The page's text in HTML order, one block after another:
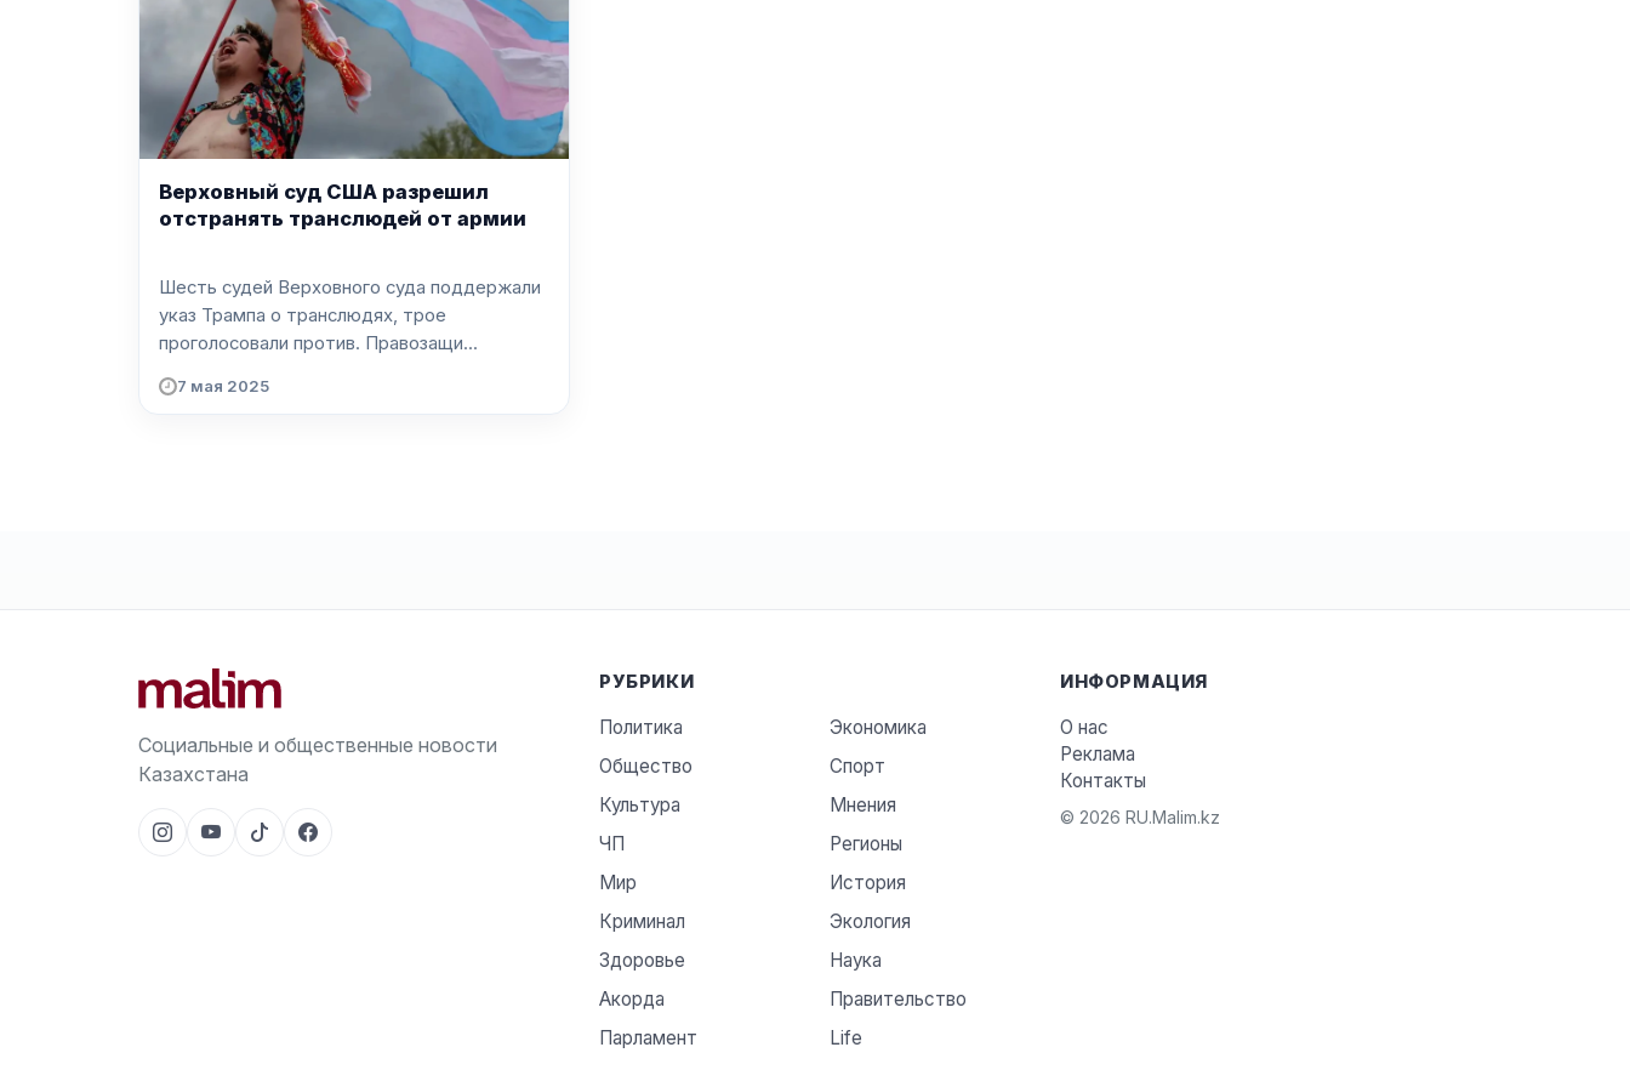
Верховный суд США разрешил
отстранять транслюдей от армии
Шесть судей Верховного суда поддержали
указ Трампа о транслюдях, трое
проголосовали против. Правозащи...
7 мая 2025
Социальные и общественные новости
Казахстана
РУБРИКИ
Политика
Экономика
Общество
Спорт
Культура
Мнения
ЧП
Регионы
Мир
История
Криминал
Экология
Здоровье
Наука
Акорда
Правительство
Парламент
Life
ИНФОРМАЦИЯ
О нас
Реклама
Контакты
© 2026 RU.Malim.kz